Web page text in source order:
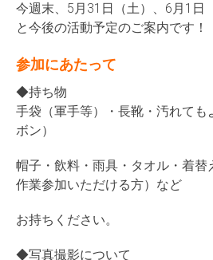
今週末、5月31日（土）、6月1日
と今後の活動予定のご案内です！
参加にあたって
◆持ち物
手袋（軍手等）・長靴・汚れても
ボン）
帽子・飲料・雨具・タオル・着替
作業参加いただける方）など
お持ちください。
◆写真撮影について